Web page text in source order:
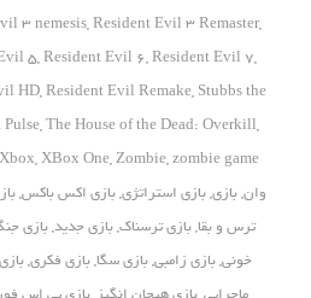
3 nemesis,Resident Evil 3 Remaster,
5,Resident Evil 6,Resident Evil 7,
HD,Resident Evil Remake, Stubbs the
,The House of the Dead: Overkill,
,XBox One,Zombie,zombie game
وان,بازی,بازی استراتژی,بازی اکس باکس,
ترس و بقا,بازی ترسناک,بازی جدید,بازی
خونی,بازی زامبی,بازی سگا,بازی فکری,